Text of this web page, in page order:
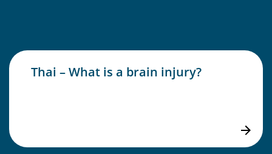
Thai – What is a brain injury?